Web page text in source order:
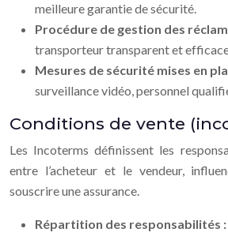
meilleure garantie de sécurité.
Procédure de gestion des
transporteur transparent et
Mesures de sécurité mises en
surveillance vidéo, personnel
Conditions de vente
Les Incoterms définissent les
entre l’acheteur et le vendeur,
souscrire une assurance.
Répartition des responsabilités :